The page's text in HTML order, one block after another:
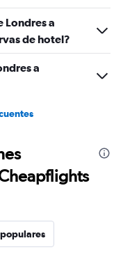
Londres a
de hotel?
a